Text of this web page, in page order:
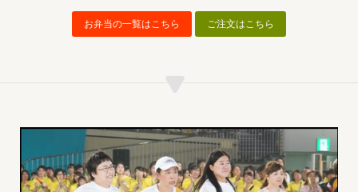
お弁当の一覧はこちら ご注文はこちら